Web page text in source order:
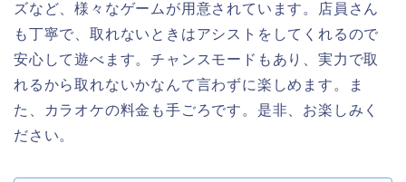
ズなど、様々なゲームが用意されています。店員さん
も丁寧で、取れないときはアシストをしてくれるので
安心して遊べます。チャンスモードもあり、実力で取
れるから取れないかなんて言わずに楽しめます。ま
た、カラオケの料金も手ごろです。是非、お楽しみく
ださい。